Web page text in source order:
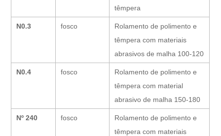
têmpera
N0.3 fosco
Rolamento de polimento e
têmpera com materiais
abrasivos de malha 100-120
N0.4 fosco
Rolamento de polimento e
têmpera com material
abrasivo de malha 150-180
Nº 240 fosco
Rolamento de polimento e
têmpera com materiais